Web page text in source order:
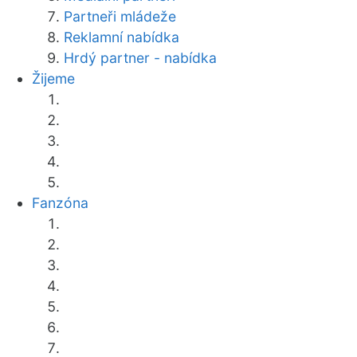
Partneři mládeže
Reklamní nabídka
Hrdý partner - nabídka
Žijeme
Fanzóna